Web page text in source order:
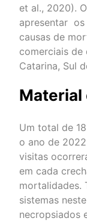
et al., 2020).
apresentar os
causas de
comerciais
Catarina, Sul
Material
Um total de
o ano de
visitas
em cada
mortalidades.
sistemas
necropsiados